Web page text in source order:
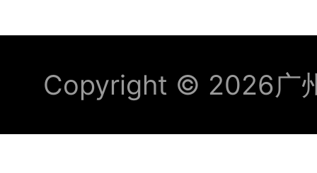
Copyright © 2026广